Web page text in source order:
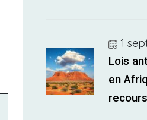
1
Lois
en